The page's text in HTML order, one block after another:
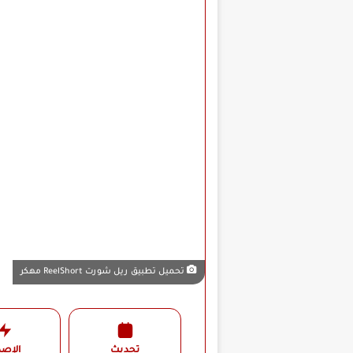
تحميل تطبيق ريل شورت ReelShort مهكر
تحديث